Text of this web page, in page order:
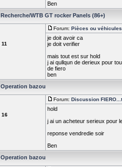
Ben
Recherche/WTB GT rocker Panels (86+)
11
Forum: Pièces ou
je doit avoir ca
je doit verifier
mais tout est sur hold
j ai qullqun de derieux pour
de fiero
ben
Operation bazou
16
Forum: Discussion
hold
j ai un acheteur serieux pour
reponse vendredie soir
Ben
Operation bazou